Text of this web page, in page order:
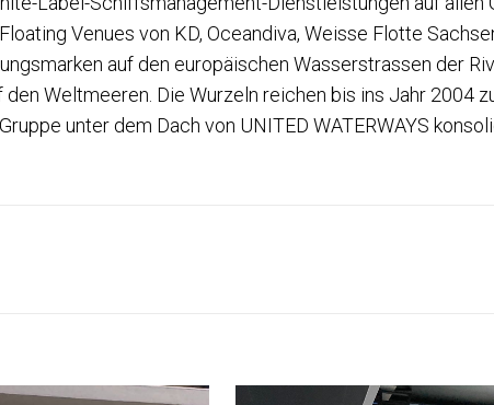
Venues von KD, Oceandiva, Weisse Flotte
auf den europäischen Wasserstrassen der
Weltmeeren. Die Wurzeln reichen bis ins Jahr 2004
unter dem Dach von UNITED WATERWAYS